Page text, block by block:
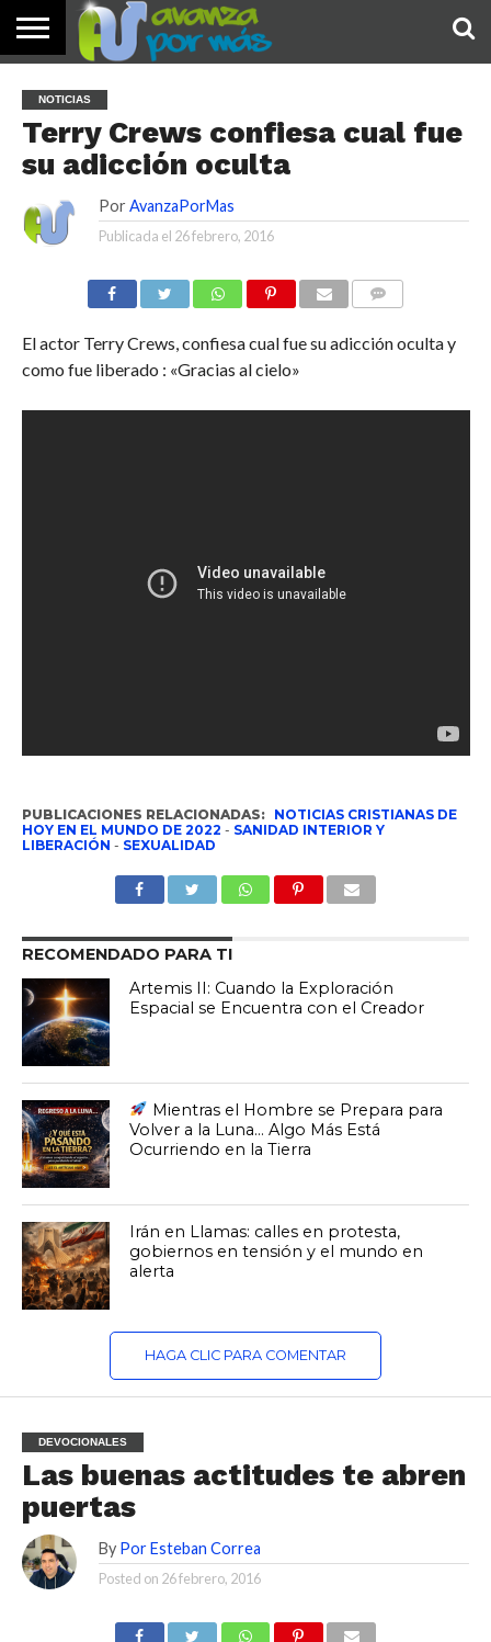
PALABRA
DE HOY
DEVOCIONALES
NOTICIAS
TESTIMONIOS
ORACIONES
SOBRE
NOSOTROS
IMÁGENES
NOTICIAS
Terry Crews confiesa cual fue
su adicción oculta
Por AvanzaPorMas
Publicada el 26 febrero, 2016
El actor Terry Crews, confiesa cual fue su adicción oculta y
como fue liberado : «Gracias al cielo»
PUBLICACIONES RELACIONADAS: NOTICIAS CRISTIANAS DE
HOY EN EL MUNDO DE 2022 - SANIDAD INTERIOR Y
LIBERACIÓN - SEXUALIDAD
RECOMENDADO PARA TI
Artemis II: Cuando la Exploración
Espacial se Encuentra con el Creador
Mientras el Hombre se Prepara para
Volver a la Luna… Algo Más Está
Ocurriendo en la Tierra
Irán en Llamas: calles en protesta,
gobiernos en tensión y el mundo en
alerta
HAGA CLIC PARA COMENTAR
DEVOCIONALES
Las buenas actitudes te abren
puertas
By Por Esteban Correa
Posted on 26 febrero, 2016